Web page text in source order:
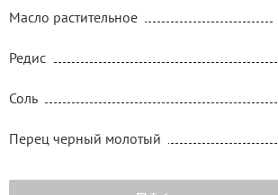
Масло растительное
Редис
Соль
Перец черный молотый